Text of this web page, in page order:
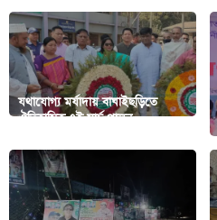
যথাযোগ্য মর্যাদায় বাঘাইছড়িতে
ঐতিহাসিক ৭ই মার্চ পালন